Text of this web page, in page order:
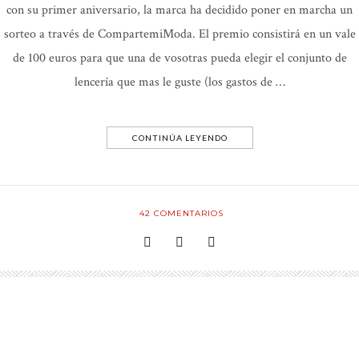
con su primer aniversario, la marca ha decidido poner en marcha un
sorteo a través de CompartemiModa. El premio consistirá en un vale
de 100 euros para que una de vosotras pueda elegir el conjunto de
lencería que mas le guste (los gastos de …
CONTINÚA LEYENDO
42 COMENTARIOS